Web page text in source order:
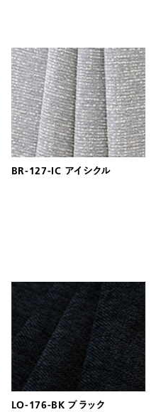
BR-127-IC アイシクル
LO-176-BK ブラック